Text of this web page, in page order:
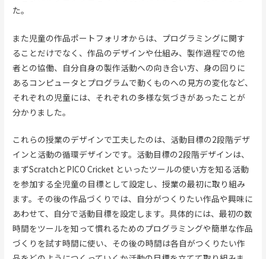
た。
また児童の作品ポートフォリオからは、プログラミングに関す
ることだけでなく、作品のデザインや仕組み、製作過程での他
者との協働、自分自身の製作活動への向き合い方、身の回りに
あるコンピュータとプログラムで動くものへの見方の変化など、
それぞれの児童には、それぞれの多様な気づきがあったことが
分かりました。
これらの授業のデザインで工夫したのは、活動目標の2段階デザ
インと活動の循環デザインです。活動目標の2段階デザインは、
まずScratchとPICO Cricket といったツールの使い方を知る活動
を参加する全児童の目標として設定し、授業の最初に取り組み
ます。その後の作品づくりでは、自分がつくりたい作品や興味に
あわせて、自分で活動目標を設定します。具体的には、最初の数
時間をツールを知って慣れるためのプログラミングや簡単な作品
づくりを試す時間に使い、その後の時間は各自がつくりたい作